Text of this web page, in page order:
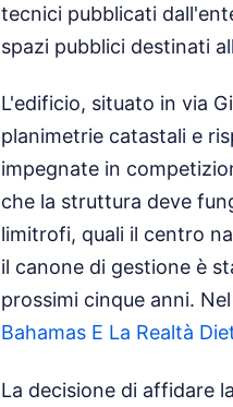
tecnici pubblicati
spazi pubblici destinati
L'edificio, situato in via
planimetrie catastali e
impegnate in
che la struttura deve
limitrofi, quali il centro
il canone di gestione è
prossimi cinque anni.
Bahamas E La Realtà
La decisione di affidare